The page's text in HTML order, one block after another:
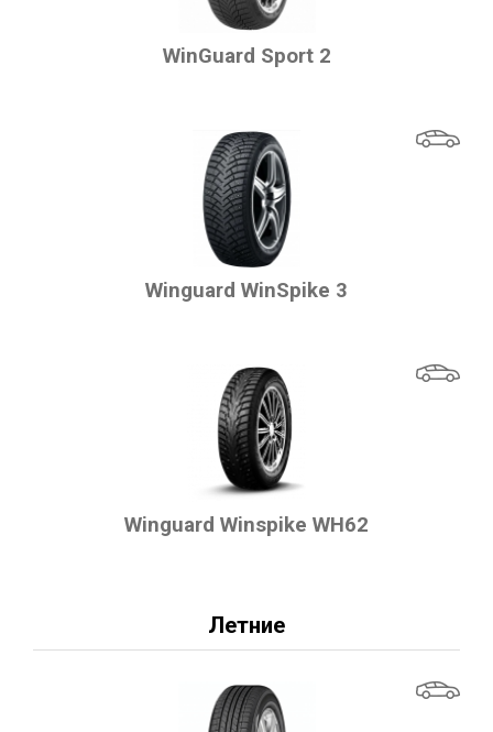
WinGuard Sport 2
Winguard WinSpike 3
Winguard Winspike WH62
Летние